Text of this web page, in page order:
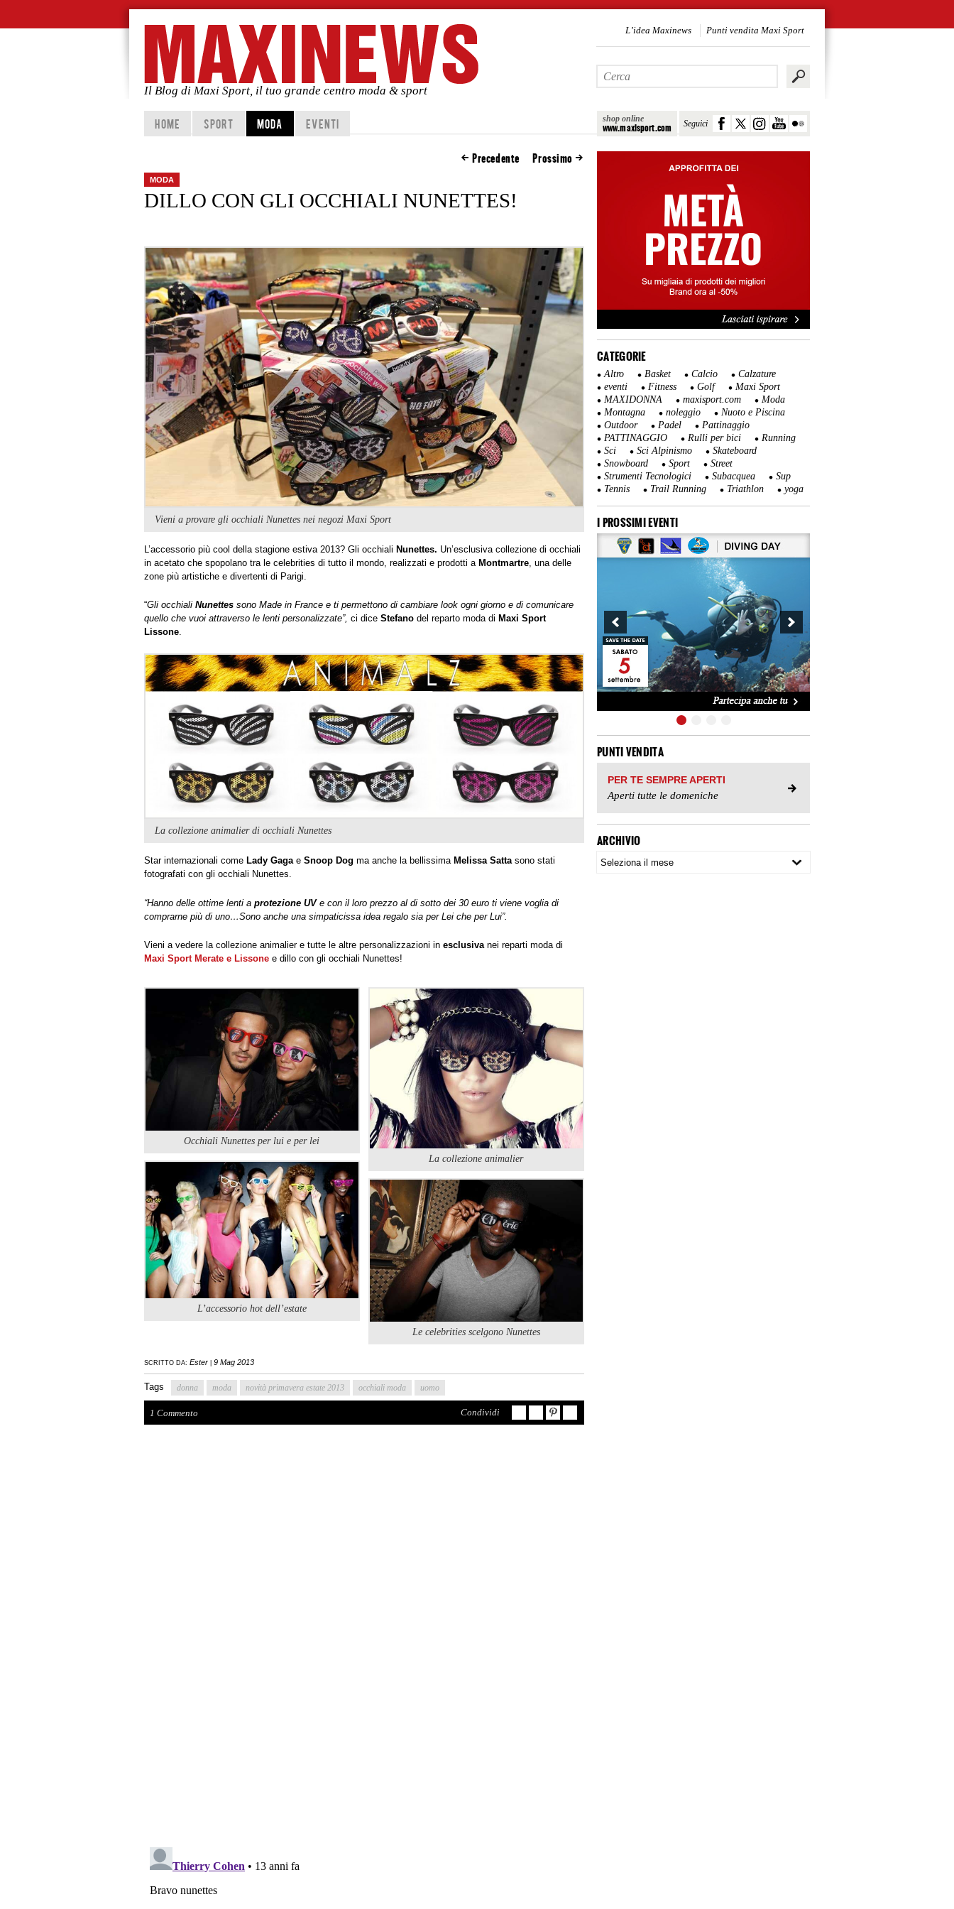
Il Blog di Maxi Sport, il tuo grande centro moda & sport
shop online
www.maxisport.com Seguici
L’idea Maxinews Punti vendita Maxi Sport
Vai al contenuto principale
Vai al contenuto secondario
HOME SPORT MODA EVENTI
Precedente Prossimo
MODA
DILLO CON GLI OCCHIALI NUNETTES!
Vieni a provare gli occhiali Nunettes nei negozi Maxi Sport
L’accessorio più cool della stagione estiva 2013? Gli occhiali Nunettes. Un’esclusiva collezione di occhiali
in acetato che spopolano tra le celebrities di tutto il mondo, realizzati e prodotti a Montmartre , una delle
zone più artistiche e divertenti di Parigi.
“Gli occhiali Nunettes sono Made in France e ti permettono di cambiare look ogni giorno e di comunicare
quello che vuoi attraverso le lenti personalizzate”, ci dice Stefano del reparto moda di Maxi Sport
Lissone
La collezione animalier di occhiali Nunettes
Star internazionali come Lady Gagae Snoop Dog ma anche la bellissima Melissa Satta sono stati
fotografati con gli occhiali Nunettes.
“Hanno delle ottime lenti a protezione UV e con il loro prezzo al di sotto dei 30 euro ti viene voglia di
comprarne più di uno…Sono anche una simpaticissa idea regalo sia per Lei che per Lui”.
Vieni a vedere la collezione animalier e tutte le altre personalizzazioni in esclusiva nei reparti moda di
Maxi Sport Merate e Lissone e dillo con gli occhiali Nunettes!
Occhiali Nunettes per lui e per lei
La collezione animalier
L’accessorio hot dell’estate
Le celebrities scelgono Nunettes
SCRITTO DA: Ester 9 Mag 2013
Tags donna moda novità primavera estate 2013 occhiali moda uomo
1 Commento Condividi
CATEGORIE
Altro Basket Calcio
Calzature
eventi
Fitness Golf
Maxi Sport
MAXIDONNA
maxisport.com
Moda
Montagna
noleggio
Nuoto e Piscina
Outdoor
Padel
Pattinaggio
PATTINAGGIO
Rulli per bici
Running
Sci
Sci Alpinismo
Skateboard
Snowboard
Sport
Street
Strumenti Tecnologici
Subacquea
Sup
Tennis
Trail Running Triathlon yoga
I PROSSIMI EVENTI
PUNTI VENDITA
PER TE SEMPRE APERTI
Aperti tutte le domeniche
ARCHIVIO